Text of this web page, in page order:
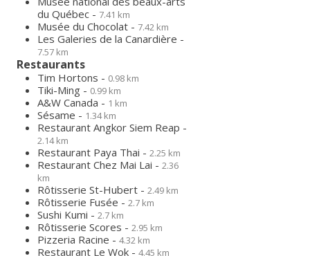
du Québec - 7.41 km
Musée du Chocolat - 7.42 km
Les Galeries de la Canardière -
7.57 km
Restaurants
Tim Hortons - 0.98 km
Tiki-Ming - 0.99 km
A&W Canada - 1 km
Sésame - 1.34 km
Restaurant Angkor Siem Reap -
2.14 km
Restaurant Paya Thai - 2.25 km
Restaurant Chez Mai Lai - 2.36
km
Rôtisserie St-Hubert - 2.49 km
Rôtisserie Fusée - 2.7 km
Sushi Kumi - 2.7 km
Rôtisserie Scores - 2.95 km
Pizzeria Racine - 4.32 km
Restaurant Le Wok - 4.45 km